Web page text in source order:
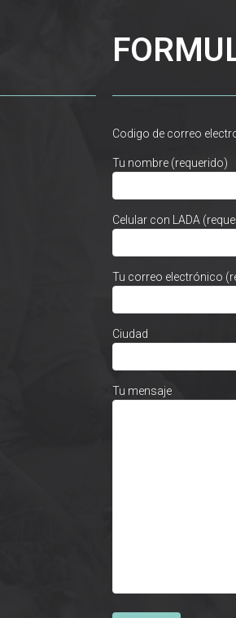
Codigo de correo
Tu nombre (requerido)
Celular con LADA
Tu correo electrónico
Ciudad
Tu mensaje